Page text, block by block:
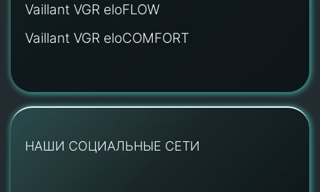
Vaillant VGR eloFLOW
Vaillant VGR eloCOMFORT
НАШИ СОЦИАЛЬНЫЕ СЕТИ